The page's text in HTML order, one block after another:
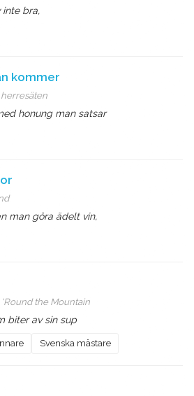
bra,
kommer
honung man satsar
man göra ädelt vin,
the Mountain
biter av sin sup
Svenska mästare